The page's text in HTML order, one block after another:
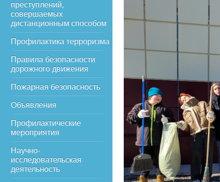
преступлений,
совершаемых
дистанционным способом
Профилактика терроризма
Правила безопасности
дорожного движения
Пожарная безопасность
Объявления
Профилактические
мероприятия
Научно-
исследовательская
деятельность